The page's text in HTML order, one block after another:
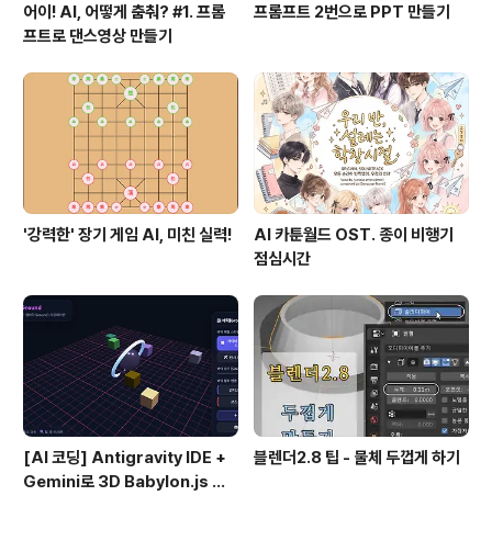
어이! AI, 어떻게 춤춰? #1. 프롬
프트로 댄스영상 만들기
프롬프트 2번으로 PPT 만들기
'강력한' 장기 게임 AI, 미친 실력!
AI 카툰월드 OST. 종이 비행기
점심시간
[AI 코딩] Antigravity IDE +
Gemini로 3D Babylon.js 개
블렌더2.8 팁 - 물체 두껍게 하기